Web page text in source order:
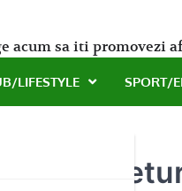
acum sa iti promovezi
LIFESTYLE SPORT/
de